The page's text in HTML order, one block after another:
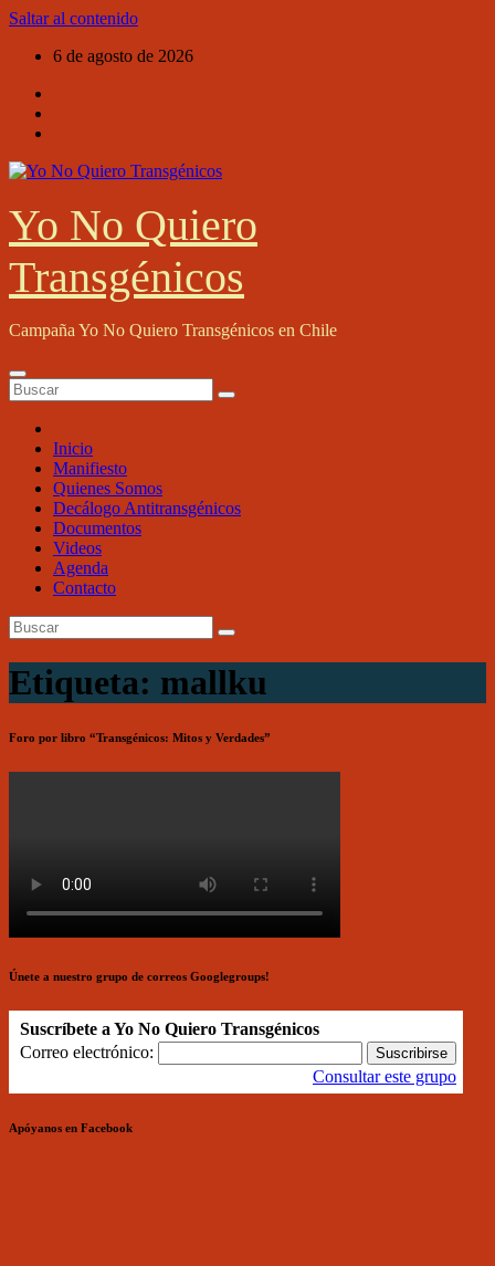
Saltar al contenido
6 de agosto de 2026
Yo No Quiero
Transgénicos
Campaña Yo No Quiero Transgénicos en Chile
Inicio
Manifiesto
Quienes Somos
Decálogo Antitransgénicos
Documentos
Videos
Agenda
Contacto
Etiqueta: mallku
Foro por libro “Transgénicos: Mitos y Verdades”
Únete a nuestro grupo de correos Googlegroups!
Suscríbete a Yo No Quiero Transgénicos
Correo electrónico:
Consultar este grupo
Apóyanos en Facebook